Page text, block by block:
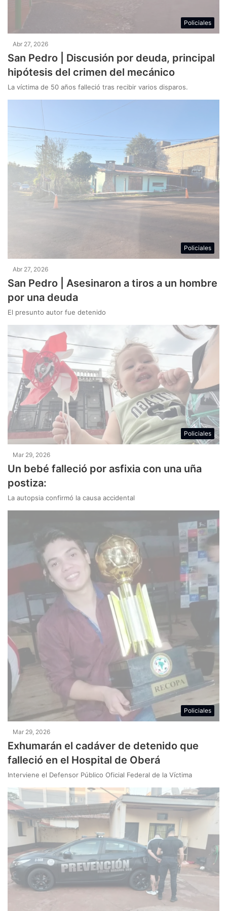
Policiales
Abr 27, 2026
San Pedro | Discusión por deuda, principal
hipótesis del crimen del mecánico
La víctima de 50 años falleció tras recibir varios disparos.
Policiales
Abr 27, 2026
San Pedro | Asesinaron a tiros a un hombre
por una deuda
El presunto autor fue detenido
Policiales
Mar 29, 2026
Un bebé falleció por asfixia con una uña
postiza:
La autopsia confirmó la causa accidental
Policiales
Mar 29, 2026
Exhumarán el cadáver de detenido que
falleció en el Hospital de Oberá
Interviene el Defensor Público Oficial Federal de la Víctima